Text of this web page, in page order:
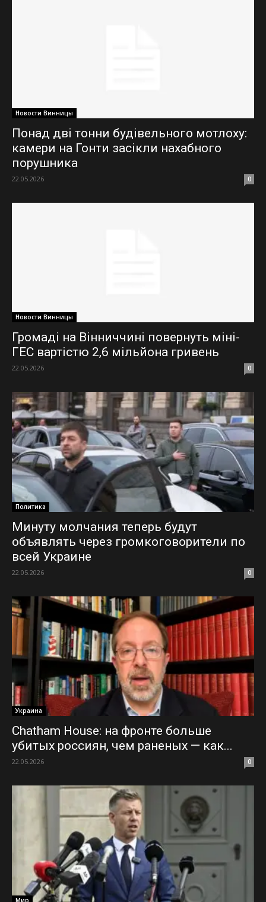
Новости Винницы
Понад дві тонни будівельного мотлоху:
камери на Гонти засікли нахабного
порушника
22.05.2026 0
Новости Винницы
Громаді на Вінниччині повернуть міні-
ГЕС вартістю 2,6 мільйона гривень
22.05.2026 0
Политика
Минуту молчания теперь будут
объявлять через громкоговорители по
всей Украине
22.05.2026 0
Украина
Chatham House: на фронте больше
убитых россиян, чем раненых — как...
22.05.2026 0
Мир